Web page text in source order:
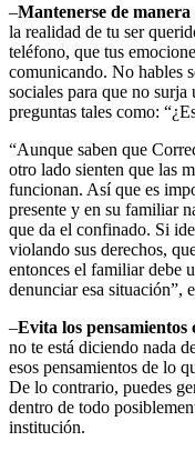
–Mantenerse de manera
la realidad de tu ser
teléfono, que tus
comunicando. No hables
sociales para que no
preguntas tales como:
“Aunque saben que
otro lado sienten que las
funcionan. Así que es
presente y en su familiar
que da el confinado. Si
violando sus derechos,
entonces el familiar debe
denunciar esa situación”,
–Evita los pensamientos
no te está diciendo nada
esos pensamientos de lo
De lo contrario, puedes
dentro de todo
institución.